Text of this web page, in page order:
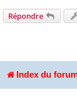
Répondre
Index du